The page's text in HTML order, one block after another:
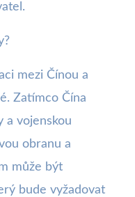
mezi Čínou a
Zatímco Čína
a vojenskou
obranu a
může být
bude vyžadovat